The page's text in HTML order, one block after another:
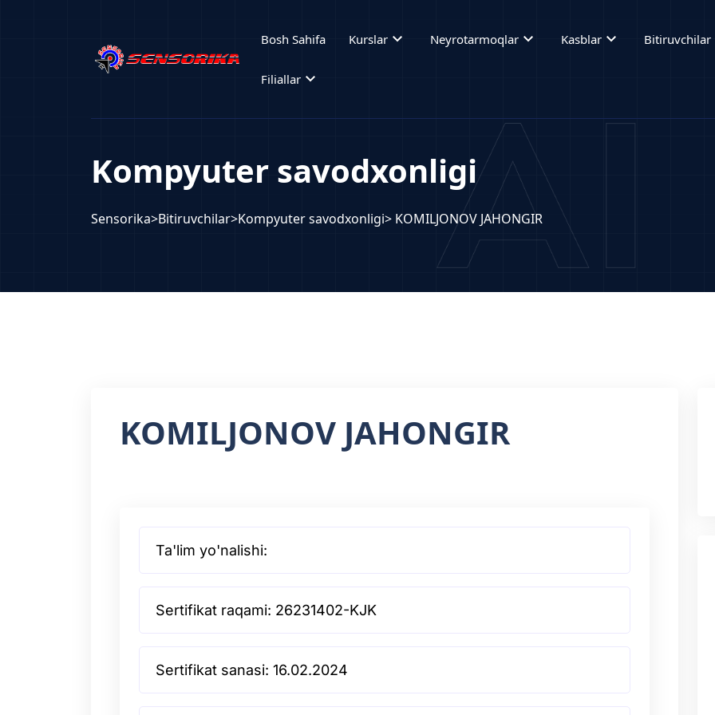
Bosh Sahifa Kurslarexpand_more Neyrotarmoqlarexpand_more Kasblarexpand_more Bitiruvchilar
Filiallarexpand_more
Kompyuter savodxonligi
Sensorika>Bitiruvchilar>Kompyuter savodxonligi> KOMILJONOV JAHONGIR
KOMILJONOV JAHONGIR
Ta'lim yo'nalishi:
Sertifikat raqami: 26231402-KJK
Sertifikat sanasi: 16.02.2024